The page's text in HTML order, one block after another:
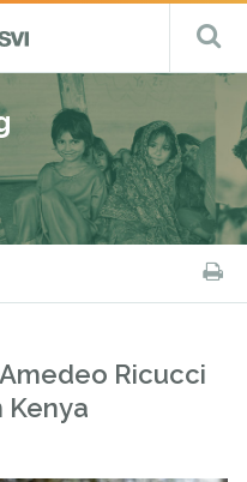
Amedeo Ricucci
Kenya